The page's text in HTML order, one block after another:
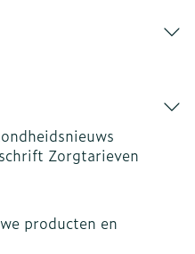
Zorgtarieven
producten en